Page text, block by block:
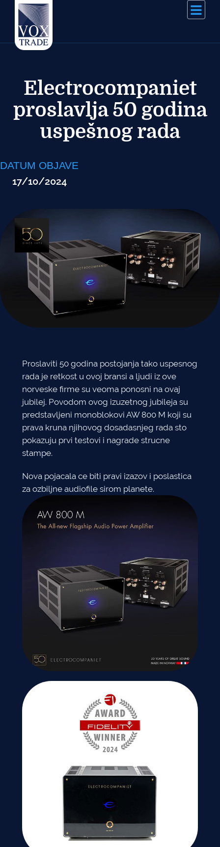
Electrocompaniet
proslavlja 50 godina
uspešnog rada
DATUM OBJAVE
17/10/2024
Proslaviti 50 godina postojanja tako uspesnog
rada je retkost u ovoj bransi a ljudi iz ove
norveske firme su veoma ponosni na ovaj
jubilej. Povodom ovog izuzetnog jubileja su
predstavljeni monoblokovi AW 800 M koji su
prava kruna njihovog dosadasnjeg rada sto
pokazuju prvi testovi i nagrade strucne
stampe.
Nova pojacala ce biti pravi izazov i poslastica
za ozbiljne audiofile sirom planete.